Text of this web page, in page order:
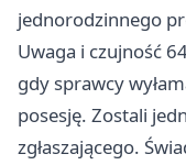
jednorodzinnego
Uwaga i czujność
gdy sprawcy
posesję. Zostali
zgłaszającego.